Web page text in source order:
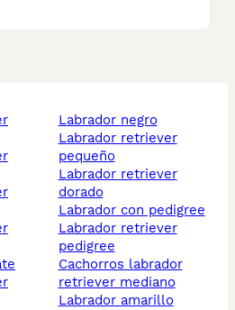
labrador negro
labrador retriever
pequeño
labrador retriever
dorado
labrador con pedigree
labrador retriever
pedigree
cachorros labrador
retriever mediano
labrador amarillo